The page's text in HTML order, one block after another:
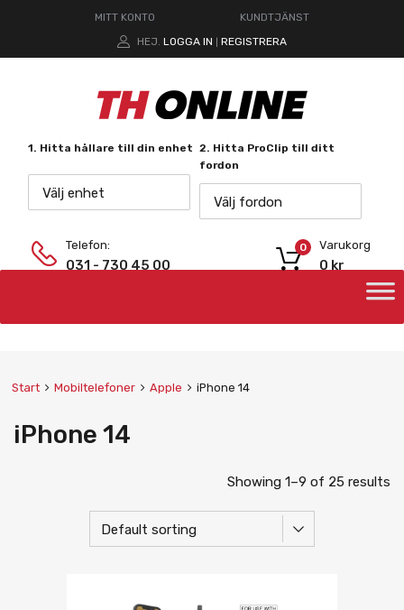
MITT KONTO
KUNDTJÄNST
HEJ. LOGGA IN REGISTRERA
1. Hitta hållare till din enhet
Välj enhet
2. Hitta ProClip till ditt
fordon
Välj fordon
Telefon:
031 - 730 45 00
Varukorg
0 kr
0
Start Mobiltelefoner Apple iPhone 14
iPhone 14
Showing 1–9 of 25 results